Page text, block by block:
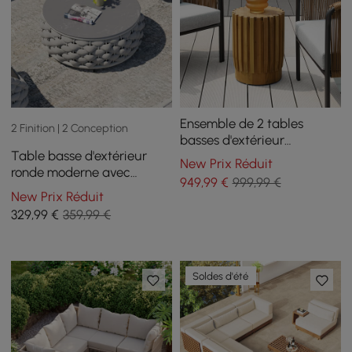
2 Finition | 2 Conception
Table basse d'extérieur
ronde moderne avec
rangement et base tissée
en corde textilène en gris
New Prix Réduit
329,99 € 359,99 €
Ensemble de 2 tables
basses d'extérieur
rustiques rondes et
rectangulaires en bois de
teck naturel
New Prix Réduit
949,99€ 999,99 €
Soldes d'été